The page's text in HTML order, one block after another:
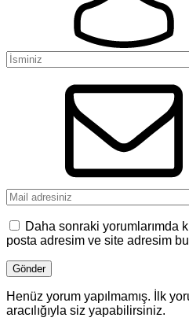
Daha sonraki yorumlarımda
posta adresim ve site adresim
Henüz yorum yapılmamış. İlk
aracılığıyla siz yapabilirsiniz.